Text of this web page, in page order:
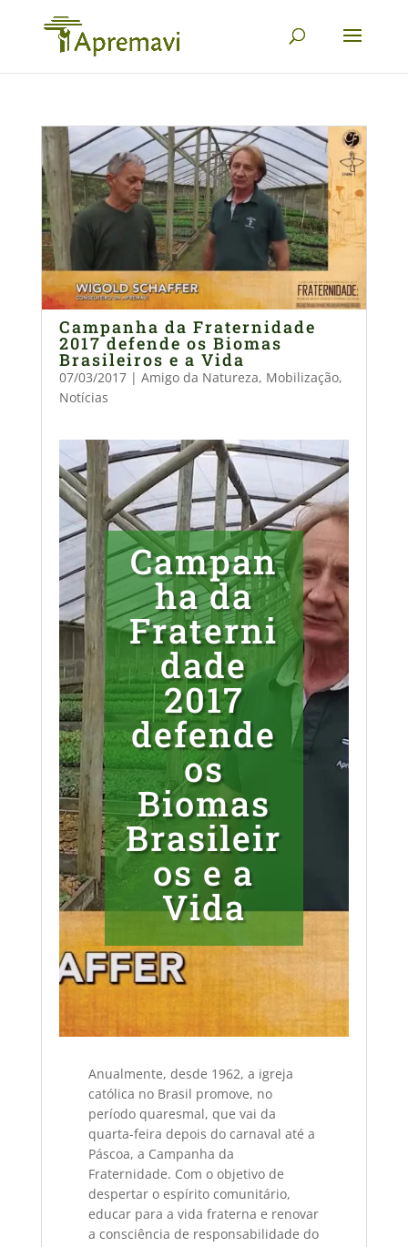
Campanha da Fraternidade
2017 defende os Biomas
Brasileiros e a Vida
07/03/2017| Amigo da Natureza, Mobilização,
Notícias
Campan
ha da
Fraterni
dade
2017
defende
os
Biomas
Brasileir
os e a
Vida
Anualmente, desde 1962, a igreja
católica no Brasil promove, no
período quaresmal, que vai da
quarta-feira depois do carnaval até a
Páscoa, a Campanha da
Fraternidade. Com o objetivo de
despertar o espírito comunitário,
educar para a vida fraterna e renovar
a consciência de responsabilidade do